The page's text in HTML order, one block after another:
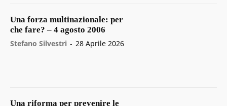
Una forza multinazionale: per
che fare? – 4 agosto 2006
Stefano Silvestri - 28 Aprile 2026
Una riforma per prevenire le